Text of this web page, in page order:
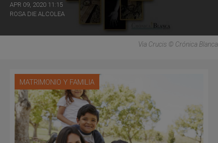
APR 09, 2020 11:15
ROSA DIE ALCOLEA
Via Crucis © Crónica Blanca
MATRIMONIO Y FAMILIA